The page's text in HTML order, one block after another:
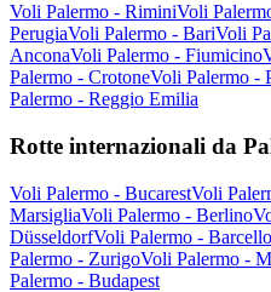
Voli Palermo - RiminiVoli
PerugiaVoli Palermo - BariVoli
AnconaVoli Palermo - Fiumicino
Palermo - CrotoneVoli Palermo -
Palermo - Reggio Emilia
Rotte internazionali da
Voli Palermo - BucarestVoli
MarsigliaVoli Palermo - Berlino
DüsseldorfVoli Palermo -
Palermo - ZurigoVoli Palermo -
Palermo - Budapest